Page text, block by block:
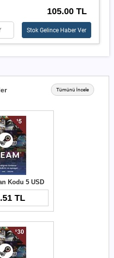
105.00 TL
Stok Gelince Haber Ver
Tümünü İncele
Kodu 5 USD
TL